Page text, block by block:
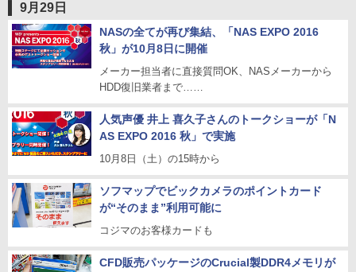
9月29日
NASの全てが再び集結、「NAS EXPO 2016
秋」が10月8日に開催
メーカー担当者に直接質問OK、NASメーカーから
HDD復旧業者まで……
人気声優 井上 喜久子さんのトークショーが「N
AS EXPO 2016 秋」で実施
10月8日（土）の15時から
ソフマップでビックカメラのポイントカード
が“そのまま”利用可能に
コジマのお客様カードも
CFD販売パッケージのCrucial製DDR4メモリが